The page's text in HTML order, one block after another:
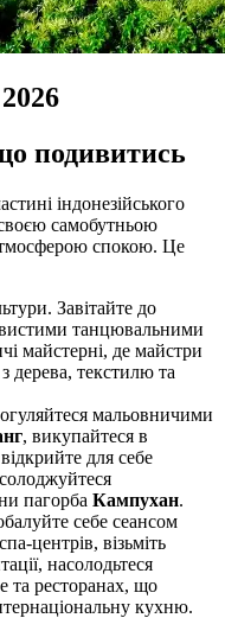
подивитись
індонезійського
самобутньою
спокою. Це
Завітайте до
танцювальними
майстерні, де майстри
дерева, текстилю та
мальовничими
, викупайтеся в
для себе
пагорба Кампухан.
себе сеансом
центрів, візьміть
насолодьтеся
та ресторанах, що
кухню.